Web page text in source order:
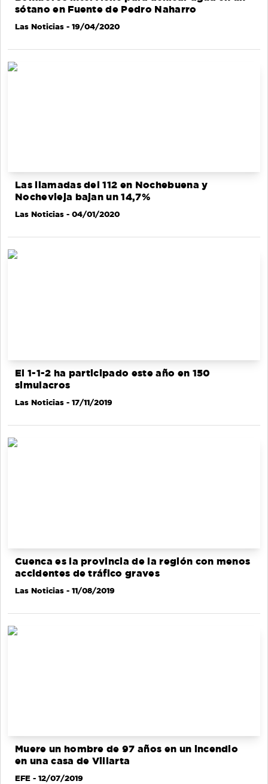
sótano en Fuente de Pedro Naharro
Las Noticias - 19/04/2020
Las llamadas del 112 en Nochebuena y
Nochevieja bajan un 14,7%
Las Noticias - 04/01/2020
El 1-1-2 ha participado este año en 150
simulacros
Las Noticias - 17/11/2019
Cuenca es la provincia de la región con menos
accidentes de tráfico graves
Las Noticias - 11/08/2019
Muere un hombre de 97 años en un incendio
en una casa de Villarta
EFE - 12/07/2019